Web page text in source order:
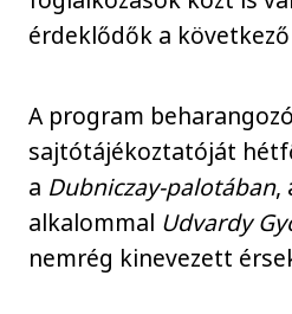
érdeklődők a
A program beharangozó
sajtótájékoztatóját
a Dubniczay-palotában,
alkalommal Udvardy
nemrég kinevezett